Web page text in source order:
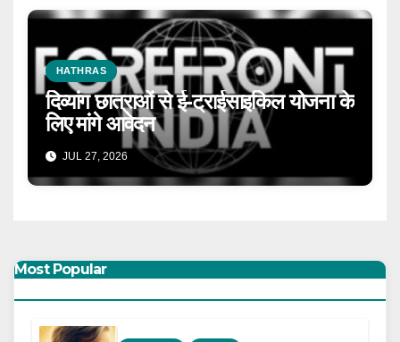
HATHRAS
दिव्यांग छात्राओं से ई-ट्राईसाइकिल योजना के
लिए मांगे आवेदन
JUL 27, 2026
Most Popular